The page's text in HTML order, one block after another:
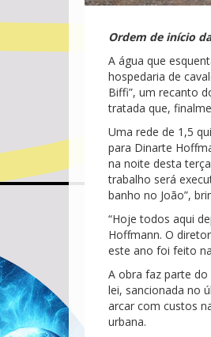
Ordem de início
A água que
hospedaria de
Biffi”, um recanto
tratada que,
Uma rede de 1,5
para Dinarte
na noite desta
trabalho será
banho no João”,
“Hoje todos aqui
Hoffmann. O
este ano foi feito
A obra faz parte
lei, sancionada no
arcar com custos
urbana.